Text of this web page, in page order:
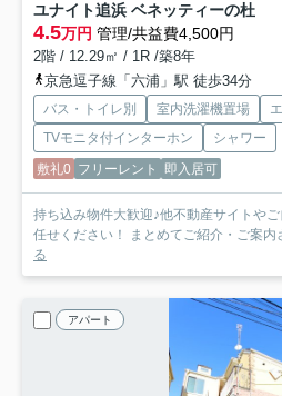
ユナイト追浜 ベネッティーの杜
4.5万円 管理/共益費4,500円
2階 / 12.29㎡ / 1R /築8年
京急逗子線「六浦」駅 徒歩34分
バス・トイレ別 室内洗濯機置場
TVモニタ付インターホン
シャワー
敷礼0 フリーレント 即入居可
持ち込み物件大歓迎♪他不動産サイトや
任せください！ まとめてご紹介・ご案
る
アパート